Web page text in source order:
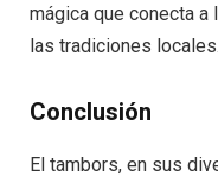
mágica que conecta
las tradiciones locales.
Conclusión
El tambors, en sus